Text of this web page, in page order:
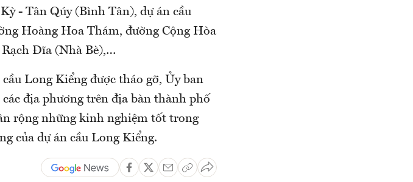
- Tân Qúy (Bình Tân), dự án cầu
Hoàng Hoa Thám, đường Cộng Hòa
Rạch Đĩa (Nhà Bè),…
Long Kiểng được tháo gỡ, Ủy ban
địa phương trên địa bàn thành phố
rộng những kinh nghiệm tốt trong
của dự án cầu Long Kiểng.